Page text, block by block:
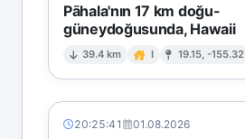
Pāhala'nın 17 km doğu-
güneydoğusunda, Hawaii
39.4 km I 19.15, -155.32
20:25:41 01.08.2026